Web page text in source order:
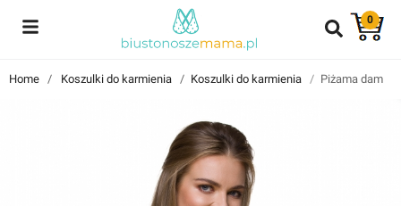
0
Reviews
Home Koszulki do karmienia Koszulki do karmienia Piżama